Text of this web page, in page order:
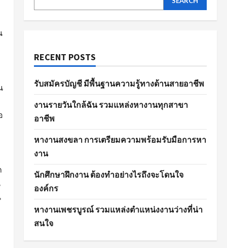
RECENT POSTS
รับสมัครบัญชี มีพื้นฐานความรู้ทางด้านสายอาชีพ
งานรายวันใกล้ฉัน รวมแหล่งหางานทุกสาขา
อาชีพ
หางานสงขลา การเตรียมความพร้อมรับมือการหา
งาน
นักศึกษาฝึกงาน ต้องทำอย่างไรถึงจะโดนใจ
องค์กร
หางานเพชรบูรณ์ รวมแหล่งตำแหน่งงานว่างที่น่า
สนใจ